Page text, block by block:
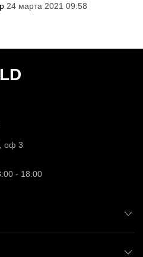
24 марта 2021 09:58
оф 3
- 18:00